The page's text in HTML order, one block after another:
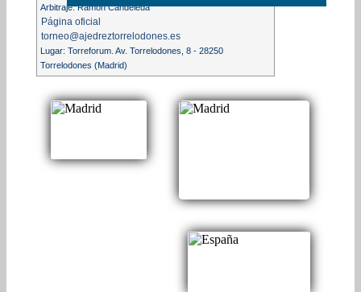
Arbitraje: Ramón Candeleda
Página oficial
torneo@ajedreztorrelodones.es
Lugar: Torreforum. Av. Torrelodones, 8 - 28250
Torrelodones (Madrid)